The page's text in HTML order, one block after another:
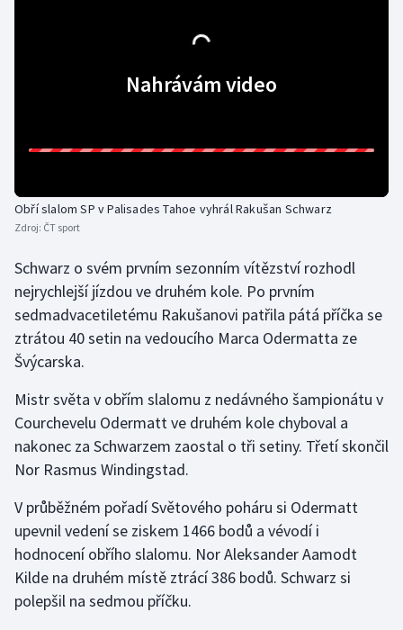
Krasobruslení
Lyže a snowboard
Moderní pětiboj
Motorsport
Olympijské hry
Parasport
Plážový volejbal
Ragby
Nahrávám video
Obří slalom SP v Palisades Tahoe vyhrál Rakušan Schwarz
Zdroj: ČT sport
Schwarz o svém prvním sezonním vítězství rozhodl
nejrychlejší jízdou ve druhém kole. Po prvním
sedmadvacetiletému Rakušanovi patřila pátá příčka se
ztrátou 40 setin na vedoucího Marca Odermatta ze
Švýcarska.
Mistr světa v obřím slalomu z nedávného šampionátu v
Courchevelu Odermatt ve druhém kole chyboval a
nakonec za Schwarzem zaostal o tři setiny. Třetí skončil
Nor Rasmus Windingstad.
V průběžném pořadí Světového poháru si Odermatt
upevnil vedení se ziskem 1466 bodů a vévodí i
hodnocení obřího slalomu. Nor Aleksander Aamodt
Kilde na druhém místě ztrácí 386 bodů. Schwarz si
polepšil na sedmou příčku.